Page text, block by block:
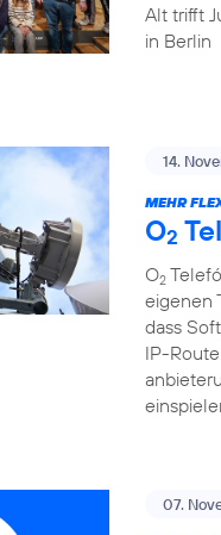
Alt trifft
in Berlin
14.
MEHR
O2
O2
eigenen
dass
IP-
07.